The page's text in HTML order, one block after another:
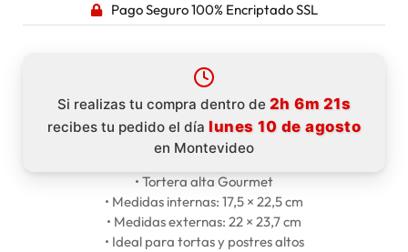
Pago Seguro 100% Encriptado SSL
Si realizas tu compra dentro de 2h 6m 20s
recibes tu pedido el día lunes 10 de agosto
en Montevideo
• Tortera alta Gourmet
• Medidas internas: 17,5 × 22,5 cm
• Medidas externas: 22 × 23,7 cm
• Ideal para tortas y postres altos